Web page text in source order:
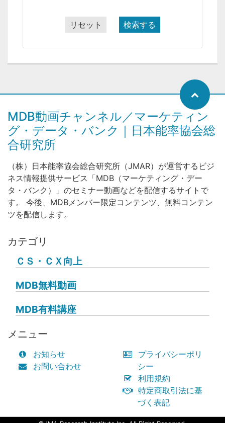
リセット 検索する
MDB動画チャンネル／マーケティン
グ・データ・バンク｜日本能率協会総
合研究所
（株）日本能率協会総合研究所（JMAR）が運営するビジ
ネス情報提供サービス「MDB（マーケティング・デー
タ・バンク）」のセミナー動画などを配信するサイトで
す。 今後、MDBメンバー限定コンテンツ、無料コンテン
ツを配信します。
カテゴリ
ＣＳ・ＣＸ向上
MDB無料動画
MDB有料講座
メニュー
お知らせ
お問い合わせ
プライバシーポリ
シー
利用規約
特定商取引法に基
づく表記